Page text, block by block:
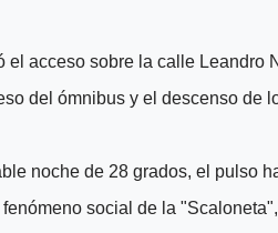
el acceso sobre la calle Leandro
del ómnibus y el descenso de
noche de 28 grados, el pulso
social de la